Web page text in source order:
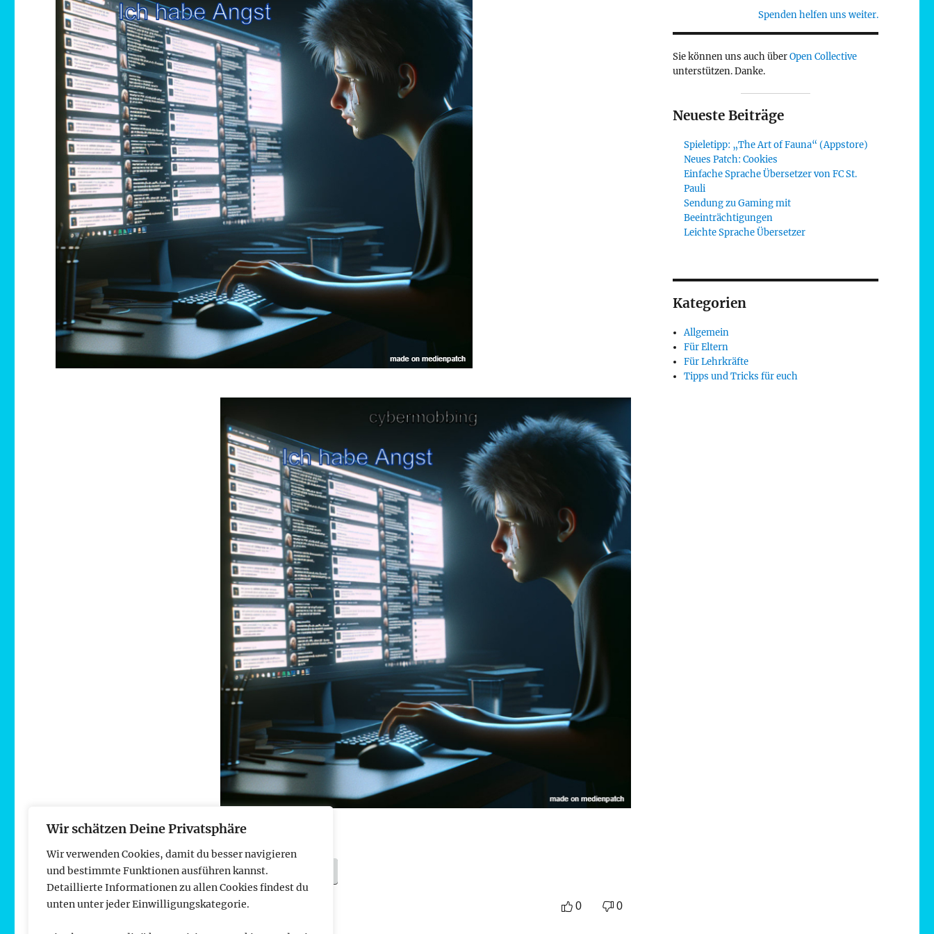
Wir schätzen Deine Privatsphäre
Wir verwenden Cookies, damit du besser navigieren
und bestimmte Funktionen ausführen kannst.
Detaillierte Informationen zu allen Cookies findest du
unten unter jeder Einwilligungskategorie.
…
Download image
0 0
Spenden helfen uns weiter.
Sie können uns auch überOpen Collective
unterstützen. Danke.
Neueste Beiträge
Spieletipp: „The Art of Fauna“ (Appstore)
Neues Patch: Cookies
Einfache Sprache Übersetzer von FC St.
Pauli
Sendung zu Gaming mit
Beeinträchtigungen
Leichte Sprache Übersetzer
Kategorien
Allgemein
Für Eltern
Für Lehrkräfte
Tipps und Tricks für euch